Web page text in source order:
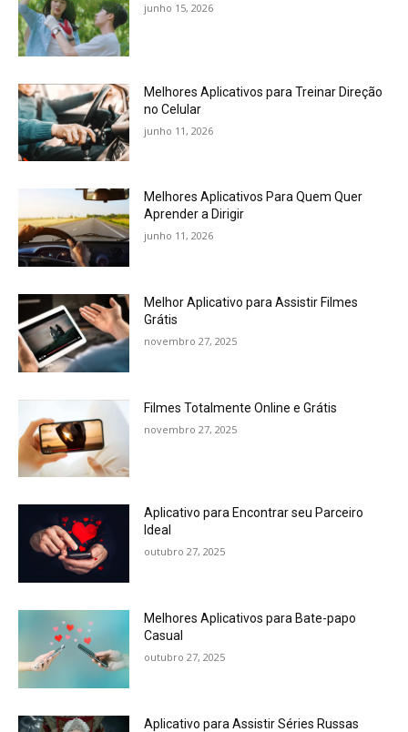
junho 15, 2026
Melhores Aplicativos para Treinar Direção
no Celular
junho 11, 2026
Melhores Aplicativos Para Quem Quer
Aprender a Dirigir
junho 11, 2026
Melhor Aplicativo para Assistir Filmes
Grátis
novembro 27, 2025
Filmes Totalmente Online e Grátis
novembro 27, 2025
Aplicativo para Encontrar seu Parceiro
Ideal
outubro 27, 2025
Melhores Aplicativos para Bate-papo
Casual
outubro 27, 2025
Aplicativo para Assistir Séries Russas